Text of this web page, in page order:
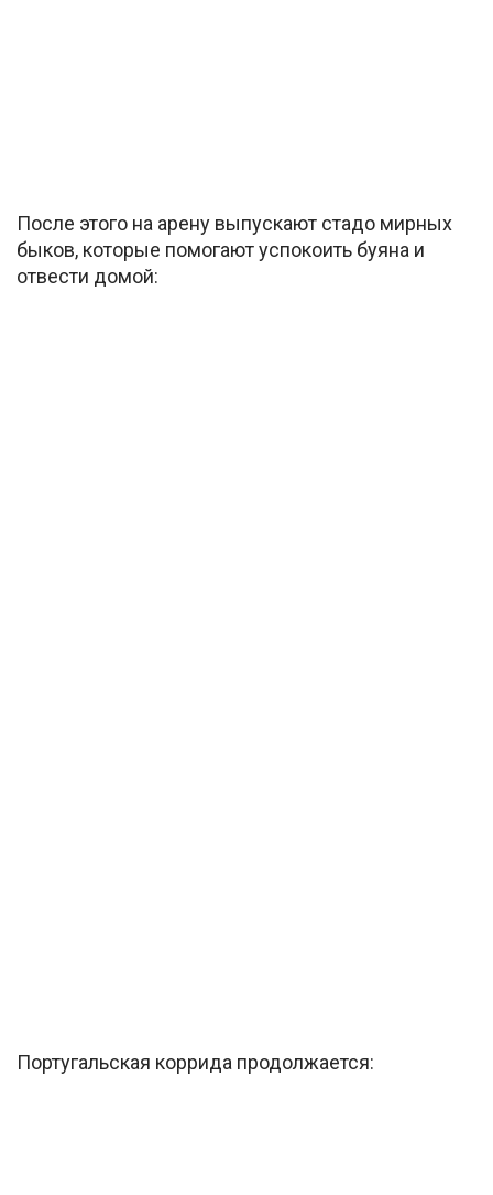
После этого на арену выпускают стадо мирных
быков, которые помогают успокоить буяна и
отвести домой:
Португальская коррида продолжается: